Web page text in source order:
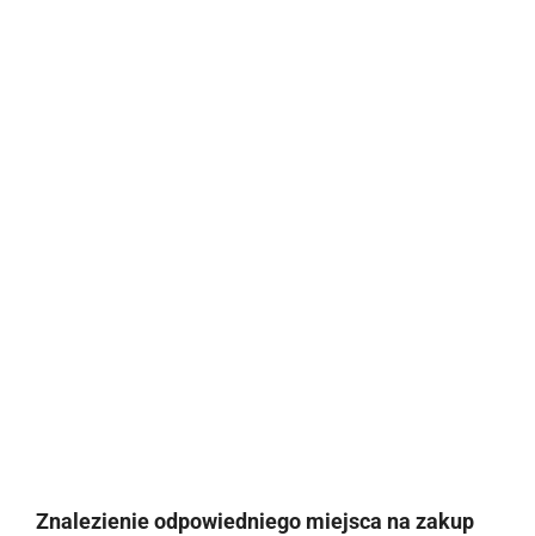
Znalezienie odpowiedniego miejsca na zakup